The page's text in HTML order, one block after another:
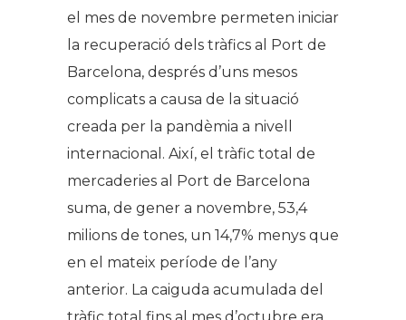
el mes de novembre permeten iniciar
la recuperació dels tràfics al Port de
Barcelona, després d’uns mesos
complicats a causa de la situació
creada per la pandèmia a nivell
internacional. Així, el tràfic total de
mercaderies al Port de Barcelona
suma, de gener a novembre, 53,4
milions de tones, un 14,7% menys que
en el mateix període de l’any
anterior. La caiguda acumulada del